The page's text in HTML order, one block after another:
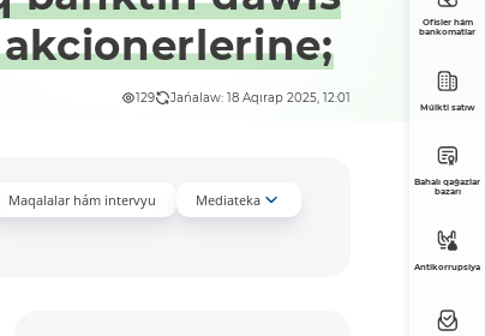
129 Jańalaw: 18 Aqırap 2025, 12:01
Maqalalar hám intervyu
Mediateka
Ofisler hám
bankomatlar
Múlkti satıw
Bahalı qaǵazlar
bazarı
Antikorrupsiya